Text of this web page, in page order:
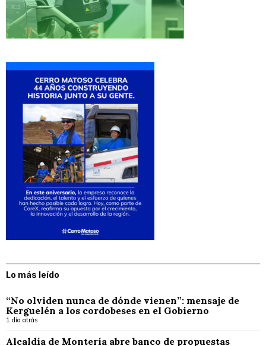
Lo más leído
“No olviden nunca de dónde vienen”: mensaje de
Kerguelén a los cordobeses en el Gobierno
1 día atrás
Alcaldía de Montería abre banco de propuestas